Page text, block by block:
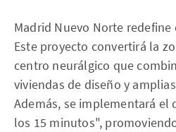
Madrid Nuevo Norte
Este proyecto convertirá la
centro neurálgico que
viviendas de diseño y
Además, se implementará el
los 15 minutos",